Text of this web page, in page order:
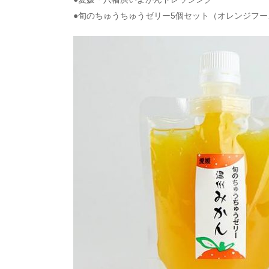
●旬のちゅうちゅうゼリー5個セット（オレンジフ